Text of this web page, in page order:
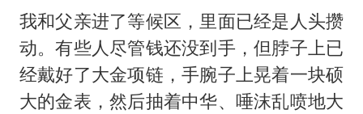
我和父亲进了等候区，里面已经是人头攒
动。有些人尽管钱还没到手，但脖子上已
经戴好了大金项链，手腕子上晃着一块硕
大的金表，然后抽着中华、唾沫乱喷地大